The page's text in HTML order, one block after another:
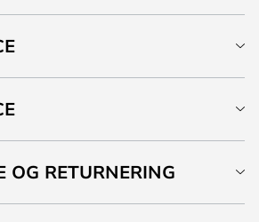
OG RETURNERING